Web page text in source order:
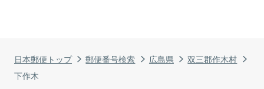
日本郵便トップ 郵便番号検索 広島県
双三郡作木村
下作木